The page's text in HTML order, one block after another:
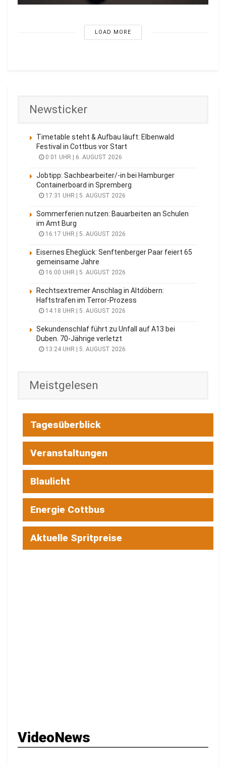
LOAD MORE
Newsticker
Timetable steht & Aufbau läuft: Elbenwald
Festival in Cottbus vor Start
0:01 UHR | 6. AUGUST 2026
Jobtipp: Sachbearbeiter/-in bei Hamburger
Containerboard in Spremberg
17:31 UHR | 5. AUGUST 2026
Sommerferien nutzen: Bauarbeiten an Schulen
im Amt Burg
16:17 UHR | 5. AUGUST 2026
Eisernes Eheglück: Senftenberger Paar feiert 65
gemeinsame Jahre
16:00 UHR | 5. AUGUST 2026
Rechtsextremer Anschlag in Altdöbern:
Haftstrafen im Terror-Prozess
14:18 UHR | 5. AUGUST 2026
Sekundenschlaf führt zu Unfall auf A13 bei
Duben. 70-Jährige verletzt
13:24 UHR | 5. AUGUST 2026
Meistgelesen
Tagesüberblick
Veranstaltungen
Blaulicht
Energie Cottbus
Aktuelle Spritpreise
VideoNews